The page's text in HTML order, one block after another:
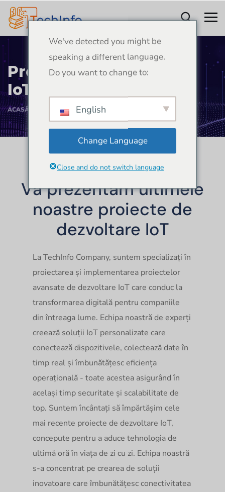
Proiecte de dezvoltare
IoT
ACASĂ PROIECTE DE DEZVOLTARE IOT
Vă prezentăm ultimele
noastre proiecte de
dezvoltare IoT
La TechInfo Company, suntem specializați în
proiectarea și implementarea proiectelor
avansate de dezvoltare IoT care conduc la
transformarea digitală pentru companiile
din întreaga lume. Echipa noastră de experți
creează soluții IoT personalizate care
conectează dispozitivele, colectează date în
timp real și îmbunătățesc eficiența
operațională - toate acestea asigurând în
același timp securitate și scalabilitate de
top. Suntem încântați să împărtășim cele
mai recente proiecte de dezvoltare IoT,
concepute pentru a aduce tehnologia de
ultimă oră în viața de zi cu zi. Echipa noastră
s-a concentrat pe crearea de soluții
inovatoare care îmbunătățesc conectivitatea
We've detected you might be
speaking a different language.
Do you want to change to:
English
Change Language
Close and do not switch language